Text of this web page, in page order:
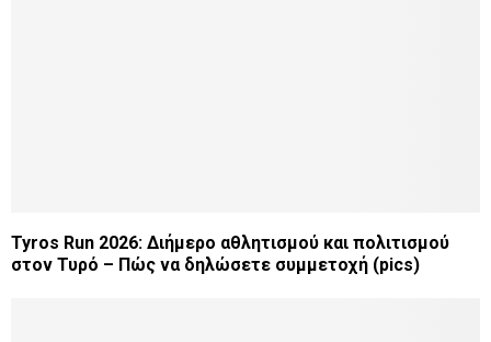
Tyros Run 2026: Διήμερο αθλητισμού και πολιτισμού
στον Τυρό – Πώς να δηλώσετε συμμετοχή (pics)